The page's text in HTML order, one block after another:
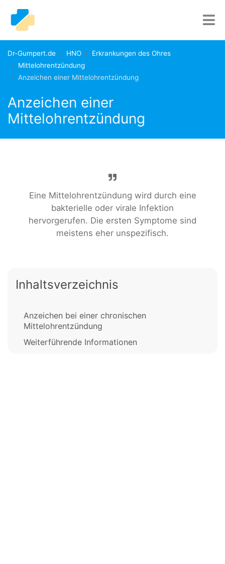
Dr-Gumpert.de HNO
Erkrankungen des Ohres
Mittelohrentzündung
Anzeichen einer Mittelohrentzündung
Anzeichen einer
Mittelohrentzündung
Eine Mittelohrentzündung wird durch eine
bakterielle oder virale Infektion
hervorgerufen. Die ersten Symptome sind
meistens eher unspezifisch.
Inhaltsverzeichnis
Anzeichen bei einer chronischen
Mittelohrentzündung
Weiterführende Informationen